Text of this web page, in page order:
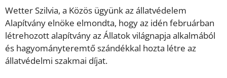
Wetter Szilvia, a Közös ügyünk az állatvédelem
Alapítvány elnöke elmondta, hogy az idén februárban
létrehozott alapítvány az Állatok világnapja alkalmából
és hagyományteremtő szándékkal hozta létre az
állatvédelmi szakmai díjat.